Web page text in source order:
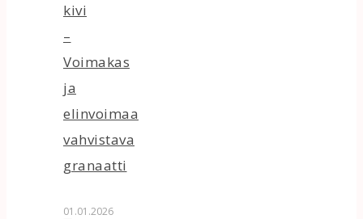
kivi
–
Voimakas
ja
elinvoimaa
vahvistava
granaatti
01.01.2026